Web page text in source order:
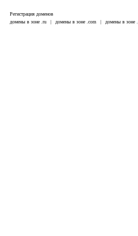
Регистрация доменов
домены в зоне .ru
| домены в зоне .com | домены в зоне